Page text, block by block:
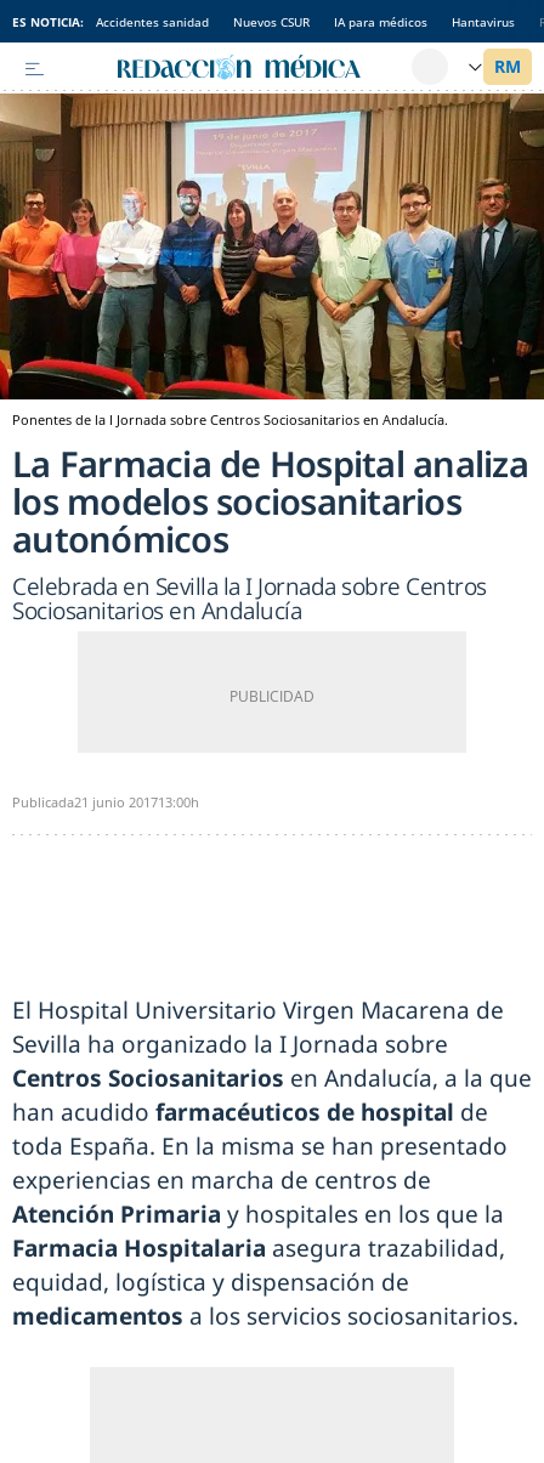
ES NOTICIA: Accidentes sanidad Nuevos CSUR IA para médicos Hantavirus
Ponentes de la I Jornada sobre Centros Sociosanitarios en Andalucía.
La Farmacia de Hospital analiza
los modelos sociosanitarios
autonómicos
Celebrada en Sevilla la I Jornada sobre Centros
Sociosanitarios en Andalucía
Publicada21 junio 201713:00h
El Hospital Universitario Virgen Macarena de
Sevilla ha organizado la I Jornada sobre
Centros Sociosanitarios en Andalucía, a la que
han acudido farmacéuticos de hospital de
toda España. En la misma se han presentado
experiencias en marcha de centros de
Atención Primaria y hospitales en los que la
Farmacia Hospitalaria asegura trazabilidad,
equidad, logística y dispensación de
medicamentos a los servicios sociosanitarios.